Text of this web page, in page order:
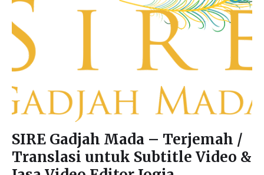
SIRE Gadjah Mada – Terjemah /
Translasi untuk Subtitle Video &